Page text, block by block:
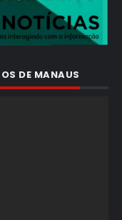
DE MANAUS